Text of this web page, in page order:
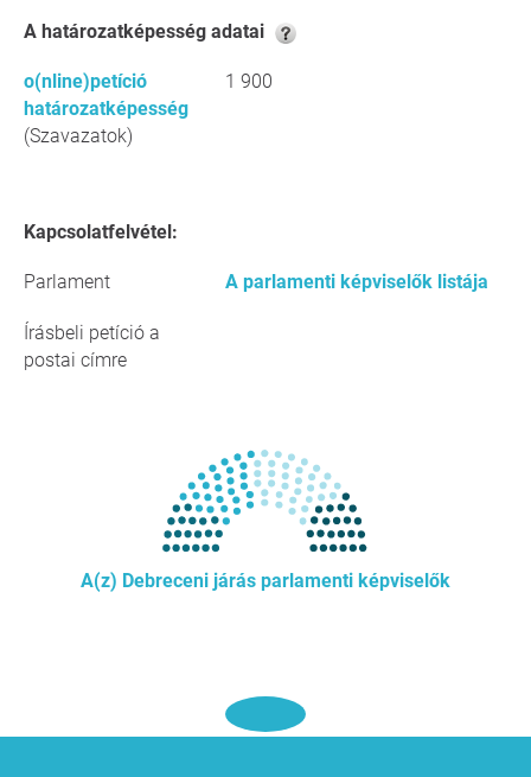
A határozatképesség adatai
o(nline)petíció
határozatképesség
(Szavazatok)
1 900
Kapcsolatfelvétel:
Parlament A parlamenti képviselők listája
Írásbeli petíció a
postai címre
A(z) Debreceni járás parlamenti képviselők